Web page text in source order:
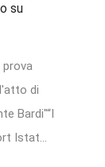
su
di
Bardi"“I
Istat...